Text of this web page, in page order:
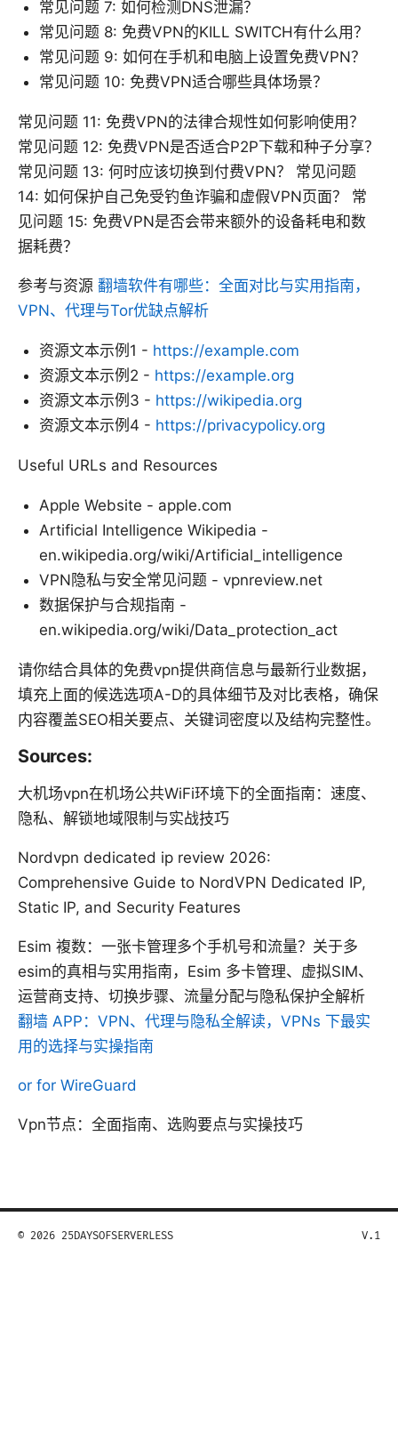
常见问题 7: 如何检测DNS泄漏？
常见问题 8: 免费VPN的KILL SWITCH有什么用？
常见问题 9: 如何在手机和电脑上设置免费VPN？
常见问题 10: 免费VPN适合哪些具体场景？
常见问题 11: 免费VPN的法律合规性如何影响使用？
常见问题 12: 免费VPN是否适合P2P下载和种子分享？
常见问题 13: 何时应该切换到付费VPN？ 常见问题
14: 如何保护自己免受钓鱼诈骗和虚假VPN页面？ 常
见问题 15: 免费VPN是否会带来额外的设备耗电和数
据耗费？
参考与资源 翻墙软件有哪些：全面对比与实用指南，
VPN、代理与Tor优缺点解析
资源文本示例1 - https://example.com
资源文本示例2 - https://example.org
资源文本示例3 - https://wikipedia.org
资源文本示例4 - https://privacypolicy.org
Useful URLs and Resources
Apple Website - apple.com
Artificial Intelligence Wikipedia -
en.wikipedia.org/wiki/Artificial_intelligence
VPN隐私与安全常见问题 - vpnreview.net
数据保护与合规指南 -
en.wikipedia.org/wiki/Data_protection_act
请你结合具体的免费vpn提供商信息与最新行业数据，
填充上面的候选选项A-D的具体细节及对比表格，确保
内容覆盖SEO相关要点、关键词密度以及结构完整性。
Sources:
大机场vpn在机场公共WiFi环境下的全面指南：速度、
隐私、解锁地域限制与实战技巧
Nordvpn dedicated ip review 2026:
Comprehensive Guide to NordVPN Dedicated IP,
Static IP, and Security Features
Esim 複数：一张卡管理多个手机号和流量？关于多
esim的真相与实用指南，Esim 多卡管理、虚拟SIM、
运营商支持、切换步骤、流量分配与隐私保护全解析
翻墙 APP：VPN、代理与隐私全解读，VPNs 下最实
用的选择与实操指南
or for WireGuard
Vpn节点：全面指南、选购要点与实操技巧
© 2026 25DAYSOFSERVERLESS V.1